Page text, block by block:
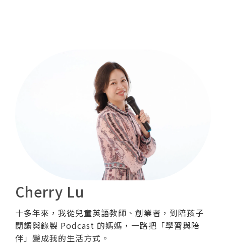
Cherry Lu
十多年來，我從兒童英語教師、創業者，到陪孩子
閱讀與錄製 Podcast 的媽媽，一路把「學習與陪
伴」變成我的生活方式。